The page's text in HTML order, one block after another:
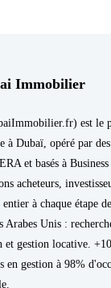
Immobilier
est le
Dubaï, opéré par des
et basés à
acheteurs,
à chaque étape
Unis :
et gestion locative.
en gestion à 98%